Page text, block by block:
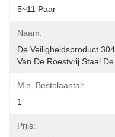
5~11 Paar
Naam:
De Veiligheidsproduct
Van De Roestvrij Staal
Min. Bestelaantal:
1
Prijs: